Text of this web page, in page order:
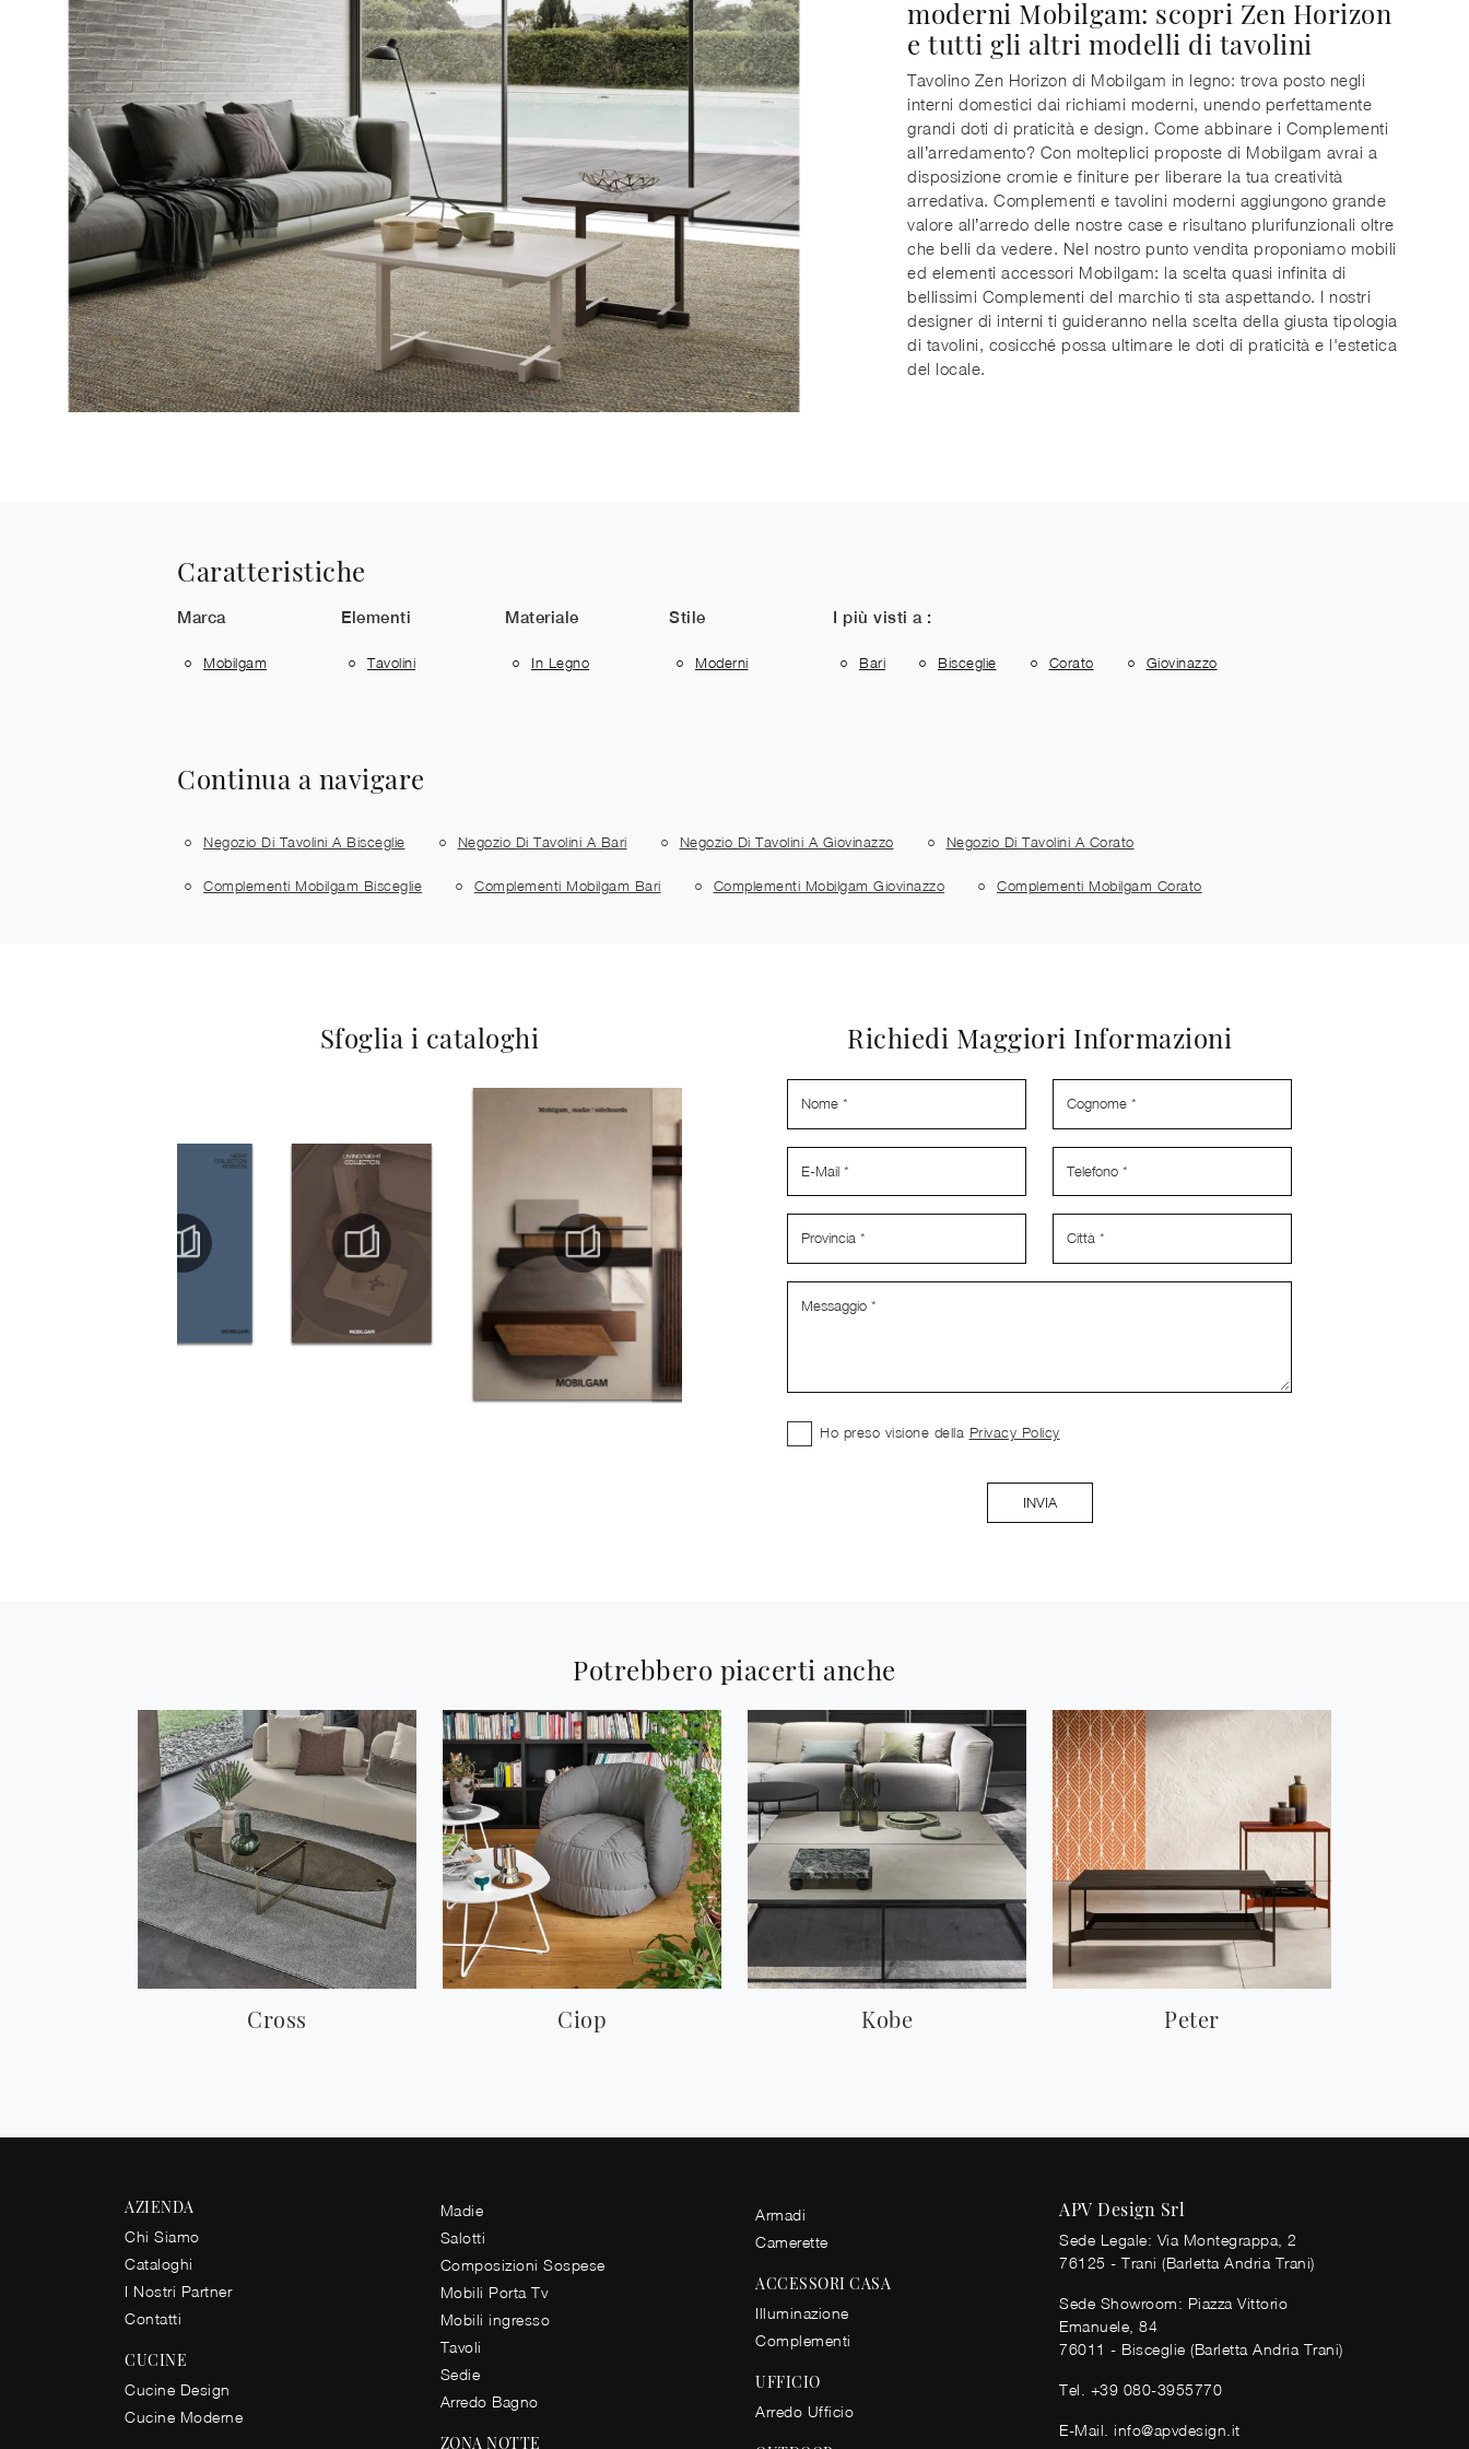
moderni Mobilgam: scopri Zen Horizon
e tutti gli altri modelli di tavolini
Tavolino Zen Horizon di Mobilgam in legno: trova posto negli
interni domestici dai richiami moderni, unendo perfettamente
grandi doti di praticità e design. Come abbinare i Complementi
all’arredamento? Con molteplici proposte di Mobilgam avrai a
disposizione cromie e finiture per liberare la tua creatività
arredativa. Complementi e tavolini moderni aggiungono grande
valore all’arredo delle nostre case e risultano plurifunzionali oltre
che belli da vedere. Nel nostro punto vendita proponiamo mobili
ed elementi accessori Mobilgam: la scelta quasi infinita di
bellissimi Complementi del marchio ti sta aspettando. I nostri
designer di interni ti guideranno nella scelta della giusta tipologia
di tavolini, cosicché possa ultimare le doti di praticità e l'estetica
del locale.
Caratteristiche
Marca
Mobilgam
Elementi
Tavolini
Materiale
In Legno
Stile
Moderni
I più visti a :
Bari Bisceglie Corato Giovinazzo
Continua a navigare
Negozio Di Tavolini A Bisceglie Negozio Di Tavolini A Bari Negozio Di Tavolini A Giovinazzo Negozio Di Tavolini A Corato
Complementi Mobilgam Bisceglie Complementi Mobilgam Bari Complementi Mobilgam Giovinazzo Complementi Mobilgam Corato
Sfoglia i cataloghi Richiedi Maggiori Informazioni
Ho preso visione della Privacy Policy
INVIA
Potrebbero piacerti anche
Cross Ciop Kobe Peter
AZIENDA
Chi Siamo
Cataloghi
I Nostri Partner
Contatti
CUCINE
Cucine Design
Cucine Moderne
Madie
Salotti
Composizioni Sospese
Mobili Porta Tv
Mobili ingresso
Tavoli
Sedie
Arredo Bagno
ZONA NOTTE
Armadi
Camerette
ACCESSORI CASA
Illuminazione
Complementi
UFFICIO
Arredo Ufficio
APV Design Srl
Sede Legale: Via Montegrappa, 2
76125 - Trani (Barletta Andria Trani)
Sede Showroom: Piazza Vittorio
Emanuele, 84
76011 - Bisceglie (Barletta Andria Trani)
Tel. +39 080-3955770
E-Mail. info@apvdesign.it